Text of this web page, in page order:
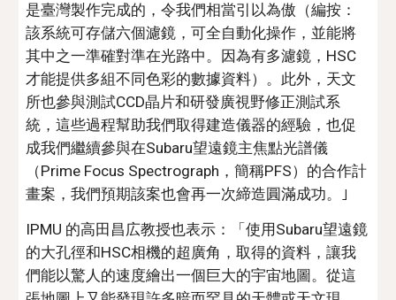
是臺灣製作完成的，令我們相當引以為傲（編按：
該系統可存儲六個濾鏡，可全自動化操作，並能將
其中之一準確對準在光路中。因為有多濾鏡，HSC
才能提供多組不同色彩的數據資料）。此外，天文
所也參與測試CCD晶片和研發廣視野修正測試系
統，這些過程幫助我們取得建造儀器的經驗，也促
成我們繼續參與在Subaru望遠鏡主焦點光譜儀
（Prime Focus Spectrograph，簡稱PFS）的合作計
畫案，我們預期該案也會再一次締造圓滿成功。｣
IPMU 的高田昌広教授也表示：「使用Subaru望遠鏡
的大孔徑和HSC相機的超廣角，取得的資料，讓我
們能以驚人的速度繪出一個巨大的宇宙地圖。從這